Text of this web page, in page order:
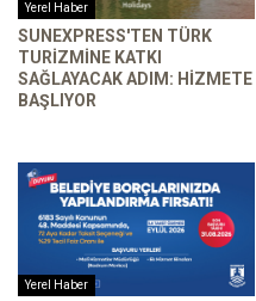
Yerel Haber
SUNEXPRESS'TEN TÜRK
TURIZMINE KATKI
SAĞLAYACAK ADIM: HIZMETE
BAŞLIYOR
Yerel Haber